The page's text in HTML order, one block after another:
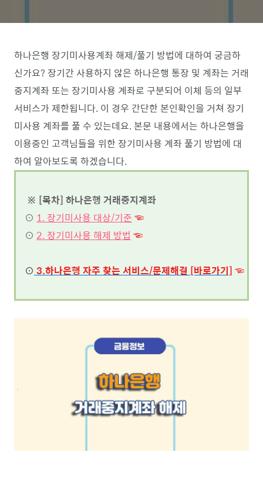
하나은행 장기미사용계좌 해제/풀기 방법에 대하여 궁금하
신가요? 장기간 사용하지 않은 하나은행 통장 및 계좌는 거래
중지계좌 또는 장기미사용 계좌로 구분되어 이체 등의 일부
서비스가 제한됩니다. 이 경우 간단한 본인확인을 거쳐 장기
미사용 계좌를 풀 수 있는데요. 본문 내용에서는 하나은행을
이용중인 고객님들을 위한 장기미사용 계좌 풀기 방법에 대
하여 알아보도록 하겠습니다.
※ [목차] 하나은행 거래중지계좌
⊙ 1. 장기미사용 대상/기준 ☜
⊙ 2. 장기미사용 해제 방법 ☜
⊙ 3.하나은행 자주 찾는 서비스/문제해결 [바로가기] ☜